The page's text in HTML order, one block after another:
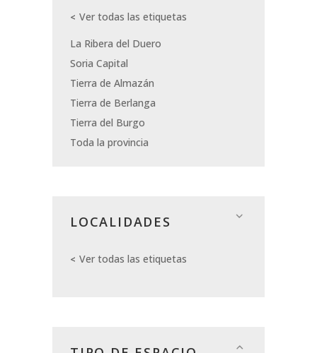
Ver todas las etiquetas
La Ribera del Duero
Soria Capital
Tierra de Almazán
Tierra de Berlanga
Tierra del Burgo
Toda la provincia
LOCALIDADES
Ver todas las etiquetas